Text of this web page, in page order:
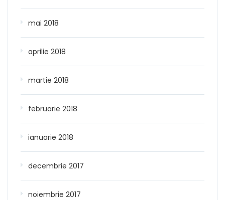
mai 2018
aprilie 2018
martie 2018
februarie 2018
ianuarie 2018
decembrie 2017
noiembrie 2017